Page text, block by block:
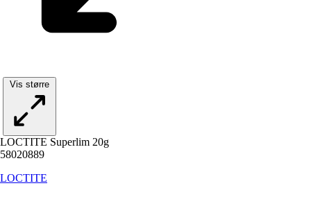
Vis større
LOCTITE Superlim 20g
58020889
LOCTITE